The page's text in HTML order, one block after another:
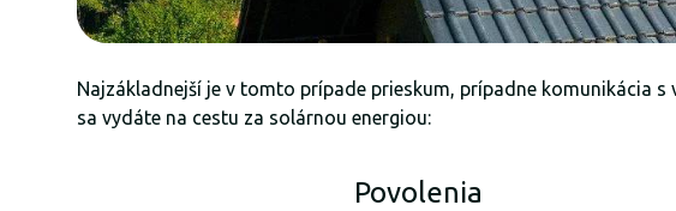
Najzákladnejší je v tomto prípade prieskum, prípadne komunikácia
sa vydáte na cestu za solárnou energiou:
Povolenia